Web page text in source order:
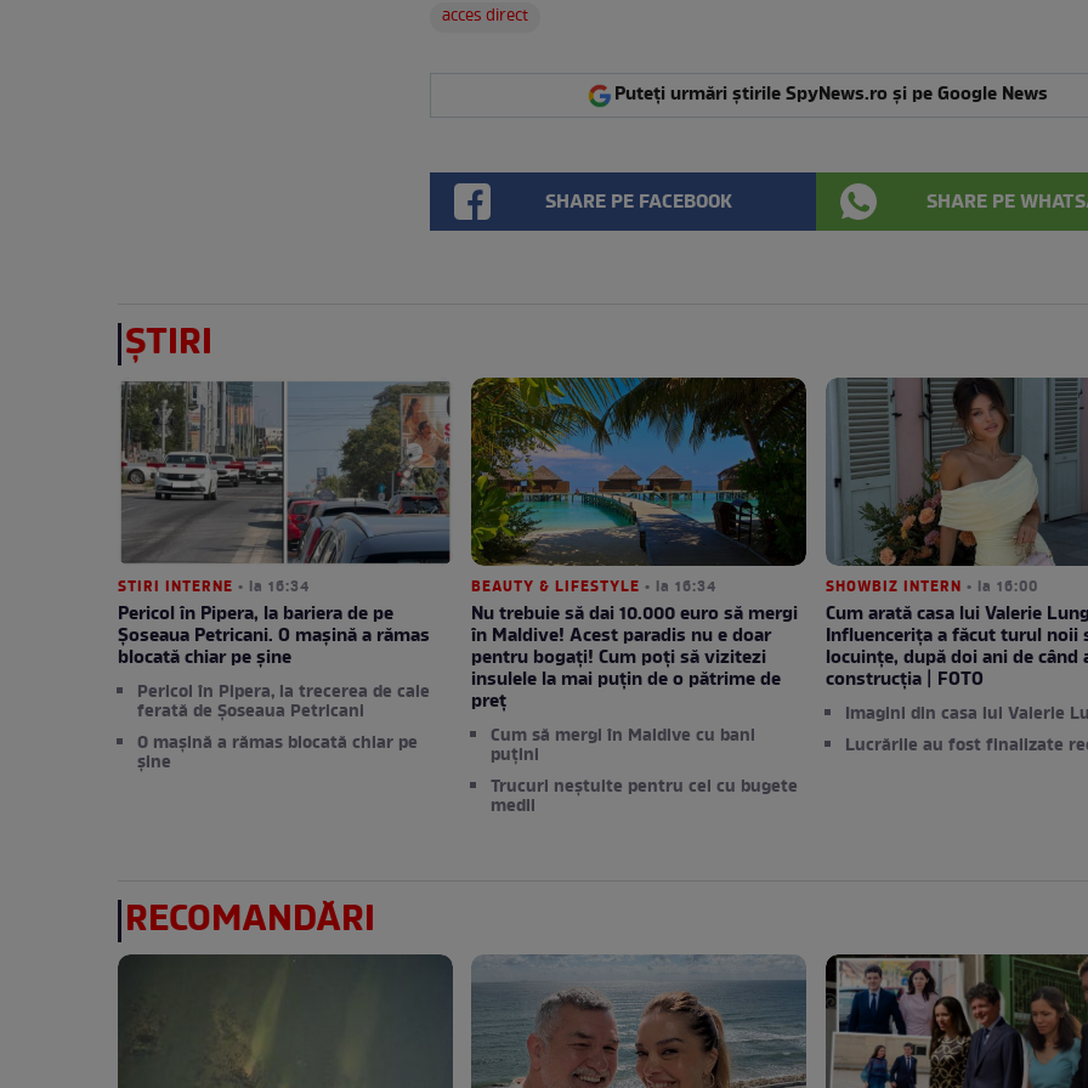
acces direct
Puteți urmări știrile SpyNews.ro și pe Google News
SHARE PE FACEBOOK SHARE PE
ȘTIRI
STIRI INTERNE • la 16:34
Pericol în Pipera, la bariera de pe
Șoseaua Petricani. O mașină a rămas
blocată chiar pe șine
Pericol în Pipera, la trecerea de cale
ferată de Șoseaua Petricani
O mașină a rămas blocată chiar pe
șine
BEAUTY & LIFESTYLE • la 16:34
Nu trebuie să dai 10.000 euro să mergi
în Maldive! Acest paradis nu e doar
pentru bogați! Cum poți să vizitezi
insulele la mai puțin de o pătrime de
preț
Cum să mergi în Maldive cu bani
puțini
Trucuri neștuite pentru cei cu bugete
medii
SHOWBIZ INTERN • la 16:00
Cum arată casa lui Valerie
Influencerița a făcut turul noii
locuințe, după doi ani de când
construcția | FOTO
Imagini din casa lui Valerie
Lucrările au fost finalizate
RECOMANDĂRI